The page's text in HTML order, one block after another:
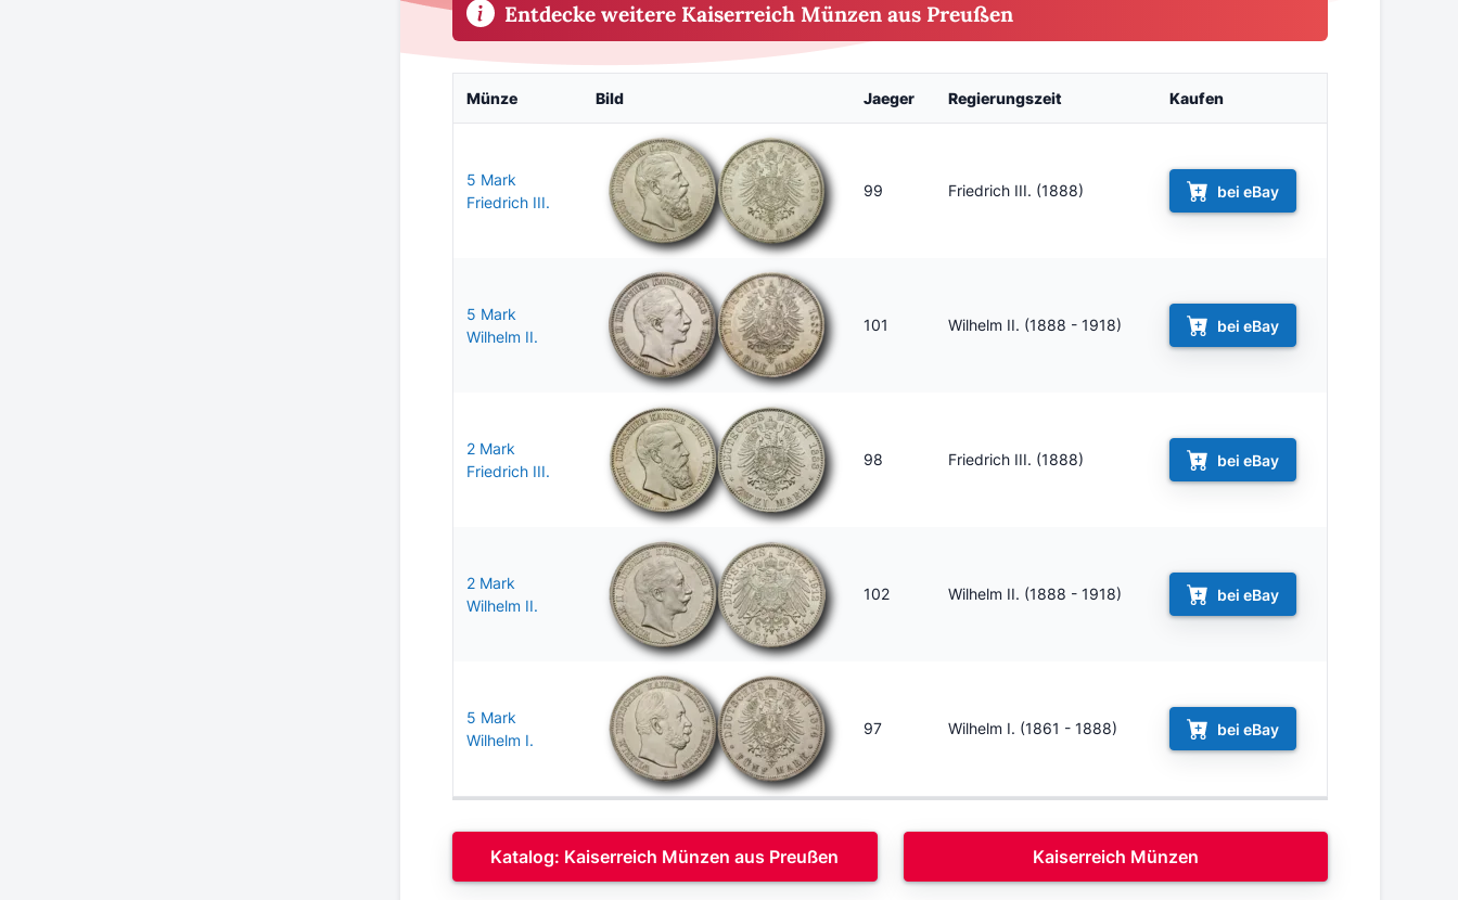
Entdecke weitere Kaiserreich Münzen aus Preußen
Münze Bild Jaeger Regierungszeit Kaufen
5 Mark
Friedrich III.
99 Friedrich III. (1888) bei eBay
5 Mark
Wilhelm II.
101 Wilhelm II. (1888 - 1918) bei eBay
2 Mark
Friedrich III.
98 Friedrich III. (1888) bei eBay
2 Mark
Wilhelm II.
102 Wilhelm II. (1888 - 1918) bei eBay
5 Mark
Wilhelm I.
97 Wilhelm I. (1861 - 1888) bei eBay
Katalog: Kaiserreich Münzen aus Preußen Kaiserreich Münzen